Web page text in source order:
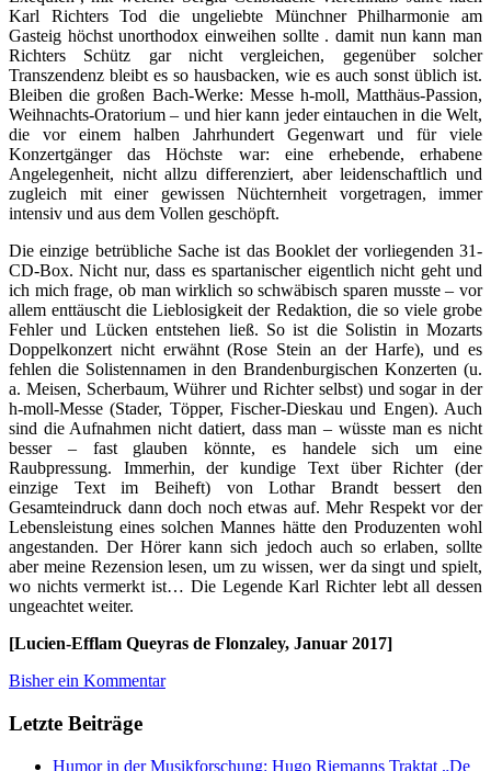
Karl Richters Tod die ungeliebte Münchner Philharmonie am
Gasteig höchst unorthodox einweihen sollte . damit nun kann man
Richters Schütz gar nicht vergleichen, gegenüber solcher
Transzendenz bleibt es so hausbacken, wie es auch sonst üblich ist.
Bleiben die großen Bach-Werke: Messe h-moll, Matthäus-Passion,
Weihnachts-Oratorium – und hier kann jeder eintauchen in die Welt,
die vor einem halben Jahrhundert Gegenwart und für viele
Konzertgänger das Höchste war: eine erhebende, erhabene
Angelegenheit, nicht allzu differenziert, aber leidenschaftlich und
zugleich mit einer gewissen Nüchternheit vorgetragen, immer
intensiv und aus dem Vollen geschöpft.
Die einzige betrübliche Sache ist das Booklet der vorliegenden 31-
CD-Box. Nicht nur, dass es spartanischer eigentlich nicht geht und
ich mich frage, ob man wirklich so schwäbisch sparen musste – vor
allem enttäuscht die Lieblosigkeit der Redaktion, die so viele grobe
Fehler und Lücken entstehen ließ. So ist die Solistin in Mozarts
Doppelkonzert nicht erwähnt (Rose Stein an der Harfe), und es
fehlen die Solistennamen in den Brandenburgischen Konzerten (u.
a. Meisen, Scherbaum, Wührer und Richter selbst) und sogar in der
h-moll-Messe (Stader, Töpper, Fischer-Dieskau und Engen). Auch
sind die Aufnahmen nicht datiert, dass man – wüsste man es nicht
besser – fast glauben könnte, es handele sich um eine
Raubpressung. Immerhin, der kundige Text über Richter (der
einzige Text im Beiheft) von Lothar Brandt bessert den
Gesamteindruck dann doch noch etwas auf. Mehr Respekt vor der
Lebensleistung eines solchen Mannes hätte den Produzenten wohl
angestanden. Der Hörer kann sich jedoch auch so erlaben, sollte
aber meine Rezension lesen, um zu wissen, wer da singt und spielt,
wo nichts vermerkt ist… Die Legende Karl Richter lebt all dessen
ungeachtet weiter.
[Lucien-Efflam Queyras de Flonzaley, Januar 2017]
Bisher ein Kommentar
Letzte Beiträge
Humor in der Musikforschung: Hugo Riemanns Traktat „De